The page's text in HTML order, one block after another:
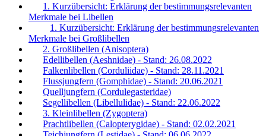
1. Kurzübersicht: Erklärung der bestimmungsrelevanten
Merkmale bei Libellen
1. Kurzübersicht: Erklärung der bestimmungsrelevanten
Merkmale bei Großlibellen
2. Großlibellen (Anisoptera)
Edellibellen (Aeshnidae) - Stand: 26.08.2022
Falkenlibellen (Corduliidae) - Stand: 28.11.2021
Flussjungfern (Gomphidae) - Stand: 20.06.2021
Quelljungfern (Cordulegasteridae)
Segellibellen (Libellulidae) - Stand: 22.06.2022
3. Kleinlibellen (Zygoptera)
Prachtlibellen (Calopterygidae) - Stand: 02.02.2021